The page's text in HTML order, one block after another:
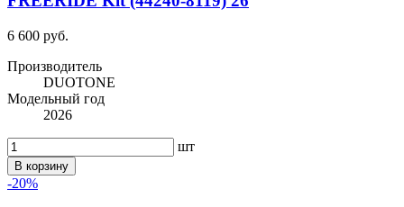
6 600 руб.
Производитель
DUOTONE
Модельный год
2026
шт
В корзину
-20%